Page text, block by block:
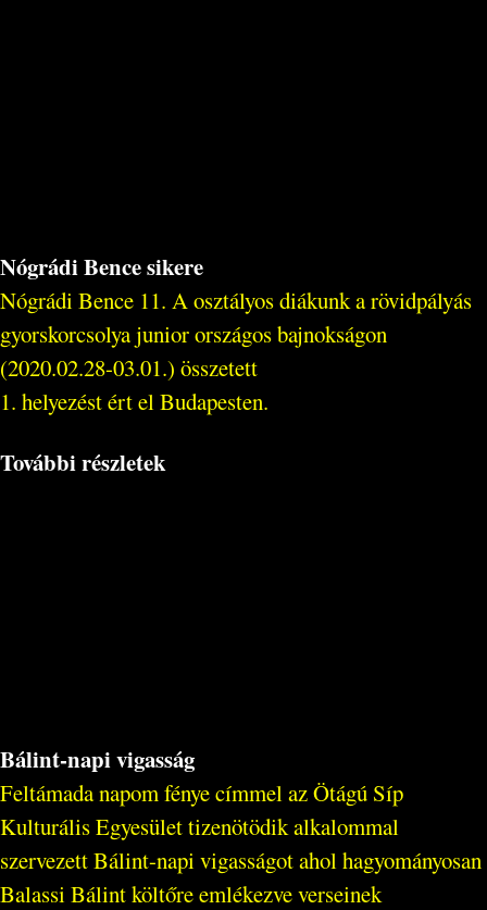
Nógrádi Bence sikere
Nógrádi Bence 11. A osztályos diákunk a rövidpályás
gyorskorcsolya junior országos bajnokságon
(2020.02.28-03.01.) összetett
1. helyezést ért el Budapesten.
További részletek
Bálint-napi vigasság
Feltámada napom fénye címmel az Ötágú Síp
Kulturális Egyesület tizenötödik alkalommal
szervezett Bálint-napi vigasságot ahol hagyományosan
Balassi Bálint költőre emlékezve verseinek